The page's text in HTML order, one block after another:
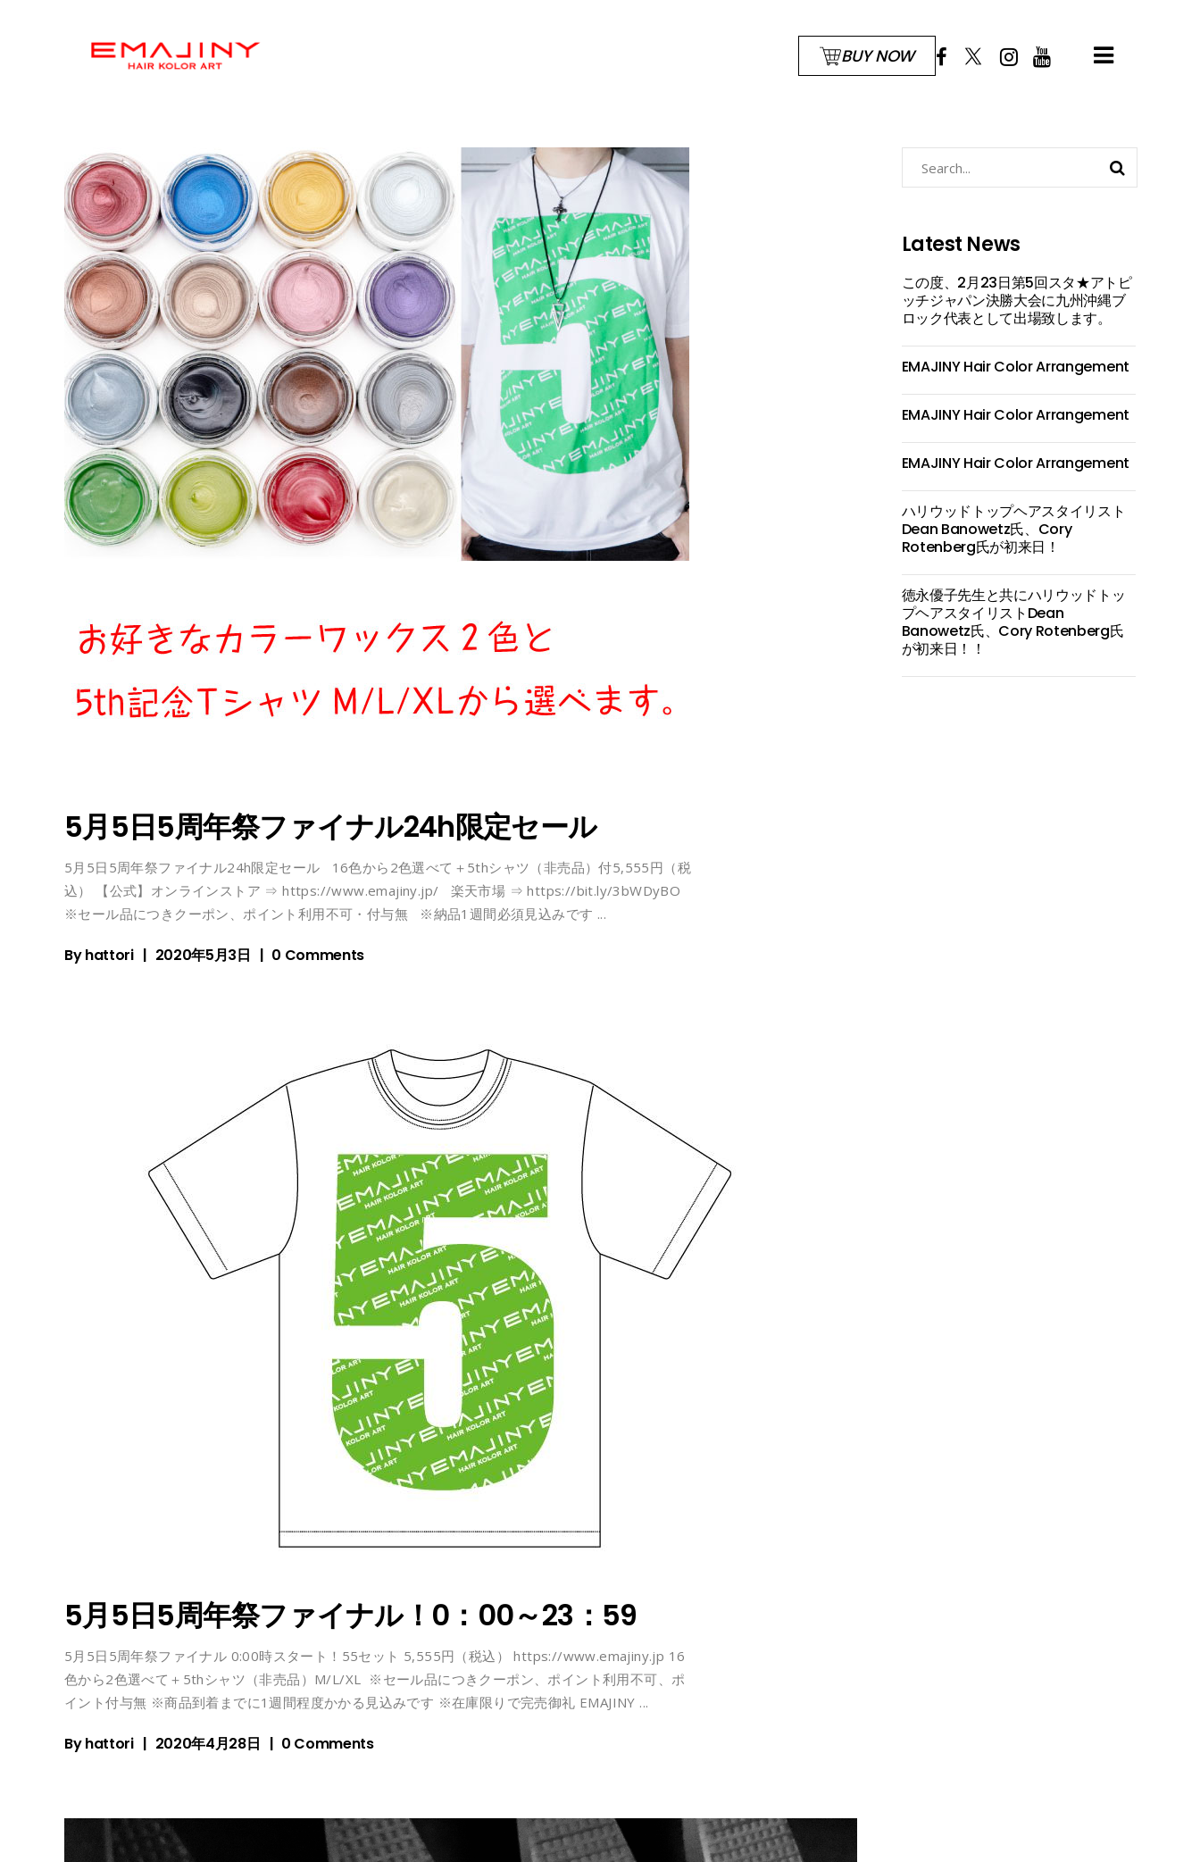
BUY NOW
5月5日5周年祭ファイナル24h限定セール
5月5日5周年祭ファイナル24h限定セール 16色から2色選べて＋5thシャツ（非売品）付5,555円（税
込） 【公式】オンラインストア ⇒ https://www.emajiny.jp/ 楽天市場 ⇒ https://bit.ly/3bWDyBO
※セール品につきクーポン、ポイント利用不可・付与無 ※納品1週間必須見込みです
Byhattori 2020年5月3日 0 Comments
‪5月5日5周年祭ファイナル‬！0：00～23：59
‪5月5日5周年祭ファイナル‬ ‪0:00時スタート！55セット‬ ‪5,555円（税込）‬ https://www.emajiny.jp ‪16
色から2色選べて＋5thシャツ（非売品）M/L/XL ‬ ‪※セール品につきクーポン、ポイント利用不可、ポ
イント付与無‬ ‪※商品到着までに1週間程度かかる見込みです‬ ‪※在庫限りで完売御礼‬ EMAJINY
Byhattori 2020年4月28日 0 Comments
Latest News
この度、2月23日第5回スタ★アトピ
ッチジャパン決勝大会に九州沖縄ブ
ロック代表として出場致します。
EMAJINY Hair Color Arrangement
EMAJINY Hair Color Arrangement
EMAJINY Hair Color Arrangement
ハリウッドトップヘアスタイリスト
Dean Banowetz氏、Cory
Rotenberg氏が初来日！
徳永優子先生と共にハリウッドトッ
プヘアスタイリストDean
Banowetz氏、Cory Rotenberg氏
が初来日！！